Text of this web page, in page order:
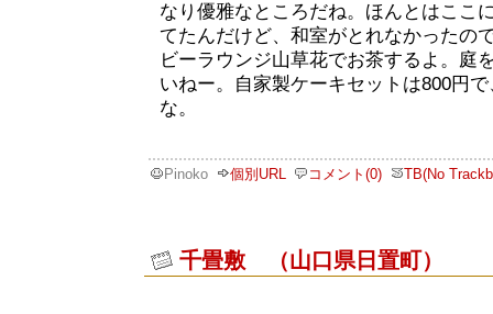
なり優雅なところだね。ほんとはここ
てたんだけど、和室がとれなかったの
ビーラウンジ山草花でお茶するよ。庭
いねー。自家製ケーキセットは800円
な。
Pinoko 個別URL コメント(0) TB(No
千畳敷 （山口県日置町）